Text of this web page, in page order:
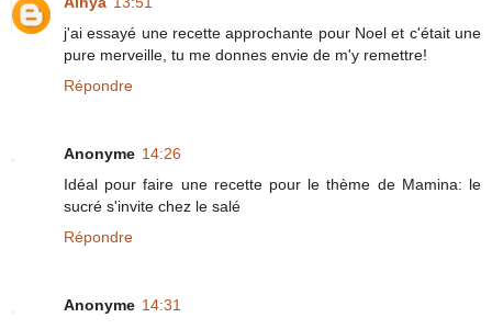
j'ai essayé une recette approchante pour Noel et c'était une
pure merveille, tu me donnes envie de m'y remettre!
Répondre
Anonyme 14:26
Idéal pour faire une recette pour le thème de Mamina: le
sucré s'invite chez le salé
Répondre
Anonyme 14:31